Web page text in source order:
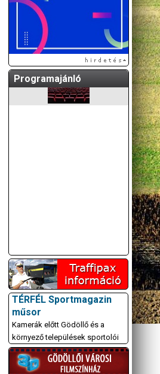
Programajánló
SPORTPROGRAMOKAT
KÖZÖSSÉGI
OLDALUNKON TESSZÜK
KÖZZÉ!
TÉRFÉL Sportmagazin
műsor
Kamerák előtt Gödöllő és a
környező települések sportolói